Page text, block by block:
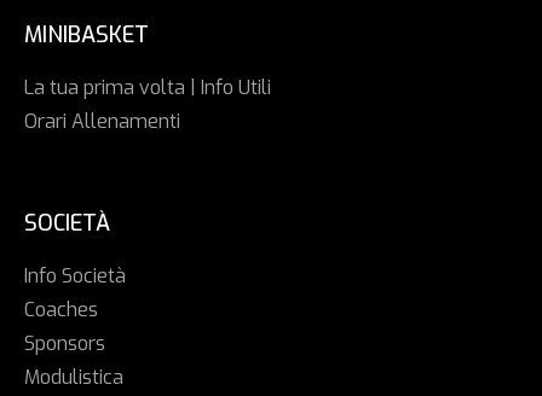
MINIBASKET
La tua prima volta | Info Utili
Orari Allenamenti
SOCIETÀ
Info Società
Coaches
Sponsors
Modulistica